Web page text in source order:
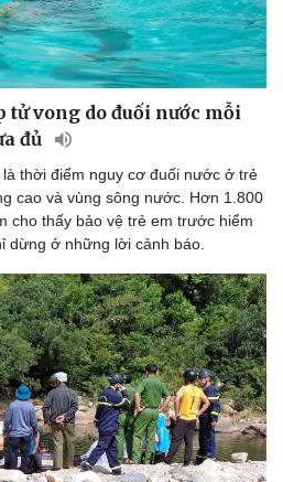
Ô tô - Xe máy
Ô tô
Xe máy
Tư vấn
tử vong do đuối nước mỗi
đủ
thời điểm nguy cơ đuối nước ở trẻ
cao và vùng sông nước. Hơn 1.800
cho thấy bảo vệ trẻ em trước hiểm
dừng ở những lời cảnh báo.